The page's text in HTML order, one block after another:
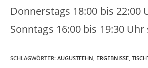
Donnerstags 18:00 bis 22:00
Sonntags 16:00 bis 19:30
SCHLAGWÖRTER: AUGUSTFEHN, ERGEBNISSE,